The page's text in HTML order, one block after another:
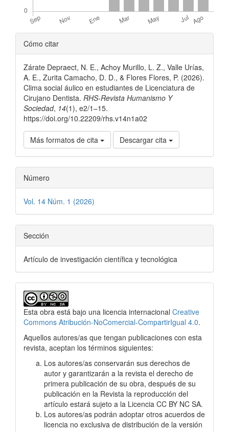
Detalles
del
artículo
Cómo citar
Zárate Depraect, N. E., Achoy Murillo, L. Z., Valle Urías,
A. E., Zurita Camacho, D. D., & Flores Flores, P. (2026).
Clima social áulico en estudiantes de Licenciatura de
Cirujano Dentista. RHS-Revista Humanismo Y
Sociedad, 14(1), e2/1–15.
https://doi.org/10.22209/rhs.v14n1a02
Más formatos de cita Descargar cita
Número
Vol. 14 Núm. 1 (2026)
Sección
Artículo de investigación científica y tecnológica
Esta obra está bajo una licencia internacional Creative
Commons Atribución-NoComercial-CompartirIgual 4.0.
Aquellos autores/as que tengan publicaciones con esta
revista, aceptan los términos siguientes:
Los autores/as conservarán sus derechos de
autor y garantizarán a la revista el derecho de
primera publicación de su obra, después de su
publicación en la Revista la reproducción del
artículo estará sujeto a la Licencia CC BY NC SA.
Los autores/as podrán adoptar otros acuerdos de
licencia no exclusiva de distribución de la versión